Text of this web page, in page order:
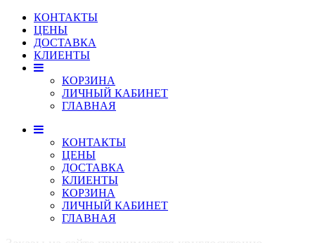
КОНТАКТЫ
ЦЕНЫ
ДОСТАВКА
КЛИЕНТЫ
КОРЗИНА
ЛИЧНЫЙ КАБИНЕТ
ГЛАВНАЯ
КОНТАКТЫ
ЦЕНЫ
ДОСТАВКА
КЛИЕНТЫ
КОРЗИНА
ЛИЧНЫЙ КАБИНЕТ
ГЛАВНАЯ